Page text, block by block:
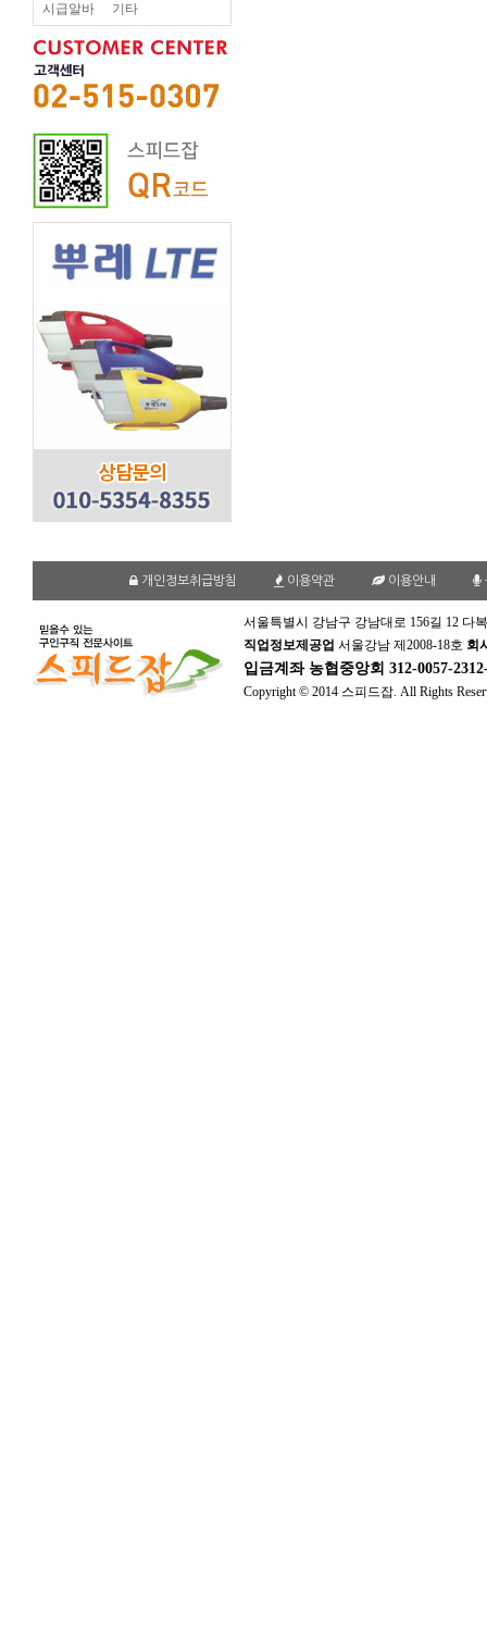
시급알바 기타
개인정보취급방침 이용약관 이용안내
서울특별시 강남구 강남대로 156길 12 다
직업정보제공업 서울강남 제2008-18호 회
입금계좌 농협중앙회 312-0057-
Copyright © 2014 스피드잡. All Rights